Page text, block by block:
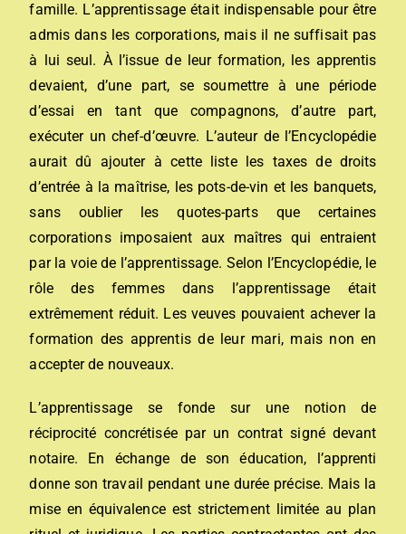
famille. L’apprentissage était indispensable pour être
admis dans les corporations, mais il ne suffisait pas
à lui seul. À l’issue de leur formation, les apprentis
devaient, d’une part, se soumettre à une période
d’essai en tant que compagnons, d’autre part,
exécuter un chef-d’œuvre. L’auteur de l’Encyclopédie
aurait dû ajouter à cette liste les taxes de droits
d’entrée à la maîtrise, les pots-de-vin et les banquets,
sans oublier les quotes-parts que certaines
corporations imposaient aux maîtres qui entraient
par la voie de l’apprentissage. Selon l’Encyclopédie, le
rôle des femmes dans l’apprentissage était
extrêmement réduit. Les veuves pouvaient achever la
formation des apprentis de leur mari, mais non en
accepter de nouveaux.
L’apprentissage se fonde sur une notion de
réciprocité concrétisée par un contrat signé devant
notaire. En échange de son éducation, l’apprenti
donne son travail pendant une durée précise. Mais la
mise en équivalence est strictement limitée au plan